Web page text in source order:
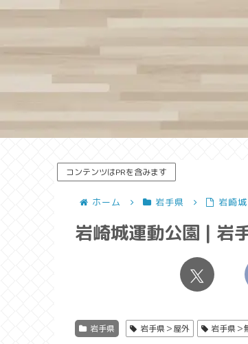
コンテンツはPRを含みます
ホーム 岩手県 岩崎
岩崎城運動公園 | 岩
岩手県 岩手県＞屋外 岩手県＞